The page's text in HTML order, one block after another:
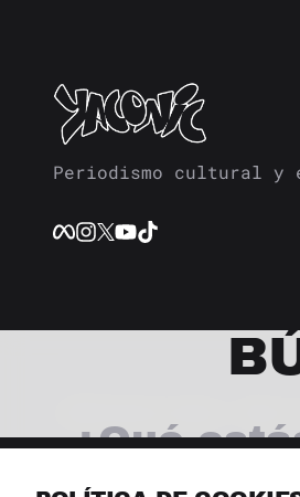
Periodismo cultural y